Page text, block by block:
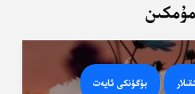
مۇمكىن
بۈگۈنكى ئايەت